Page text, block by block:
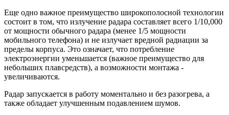
Еще одно важное преимущество широкополосной технологии
состоит в том, что излучение радара составляет всего 1/10,000
от мощности обычного радара (менее 1/5 мощности
мобильного телефона) и не излучает вредной радиации за
пределы корпуса. Это означает, что потребление
электроэнергии уменьшается (важное преимущество для
небольших плавсредств), а возможности монтажа -
увеличиваются.
Радар запускается в работу моментально и без разогрева, а
также обладает улучшенным подавлением шумов.